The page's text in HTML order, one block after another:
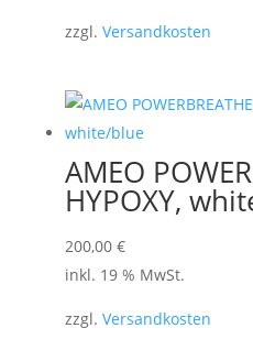
zzgl. Versandkosten
AMEO
HYPOXY,
200,00 €
inkl. 19 % MwSt.
zzgl. Versandkosten